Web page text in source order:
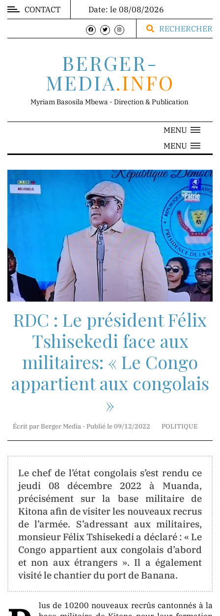
DIRECTION
Franck
Mbewa
Direction
Générale
Jean-
Marie
Mbunga
Direction
Technique
Madame
Myriam
Basosila
Mbewa
Rédaction
et
CONTACT
contact@berger-
media.info
info@berger-
media.info
ORIENTATION
La
Neutralité
Totale
CONTACT
Date: le 08/08/2026
RECHERCHER
BERGER-
MEDIA.INFO
Myriam Basosila Mbewa - Direction & Publication
MENU
MENU
RDC : Le président Félix
Tshisekedi face aux
militaires: « Le Congo
appartient aux congolais
»
Écrit par Berger Media - Publié le 09/12/2022 POLITIQUE
Le chef de l’état congolais s’est rendu ce
jeudi 08 décembre 2022 à Muanda,
précisément sur la base militaire de
Kitona afin de visiter les nouveaux recrus
de l’armée. S’adressant aux militaires,
monsieur Félix Tshisekedi a déclaré : « Le
Congo appartient aux congolais d’abord
et non aux étrangers ». Il a également
visité le chantier du port de Banana.
lus de 10200 nouveaux recrûs cantonnés à la